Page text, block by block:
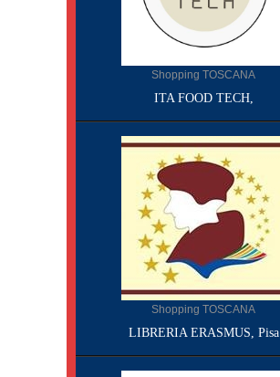
Shopping TOSCANA
ITA FOOD TECH,
Shopping TOSCANA
LIBRERIA ERASMUS, Pisa